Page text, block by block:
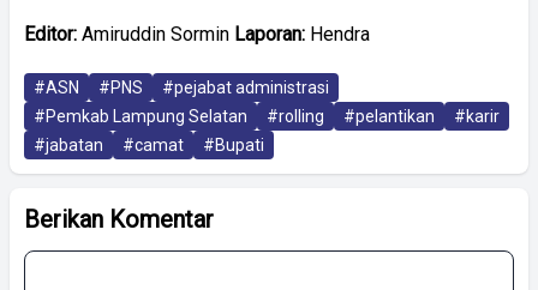
Editor: Amiruddin Sormin Laporan: Hendra
#ASN #PNS
#pejabat administrasi
#Pemkab Lampung Selatan
#rolling #pelantikan
#karir
#jabatan
#camat #Bupati
Berikan Komentar